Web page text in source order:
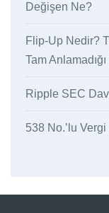
Değişen Ne?
Flip-Up Nedir?
Tam
Ripple SEC
538 No.’lu